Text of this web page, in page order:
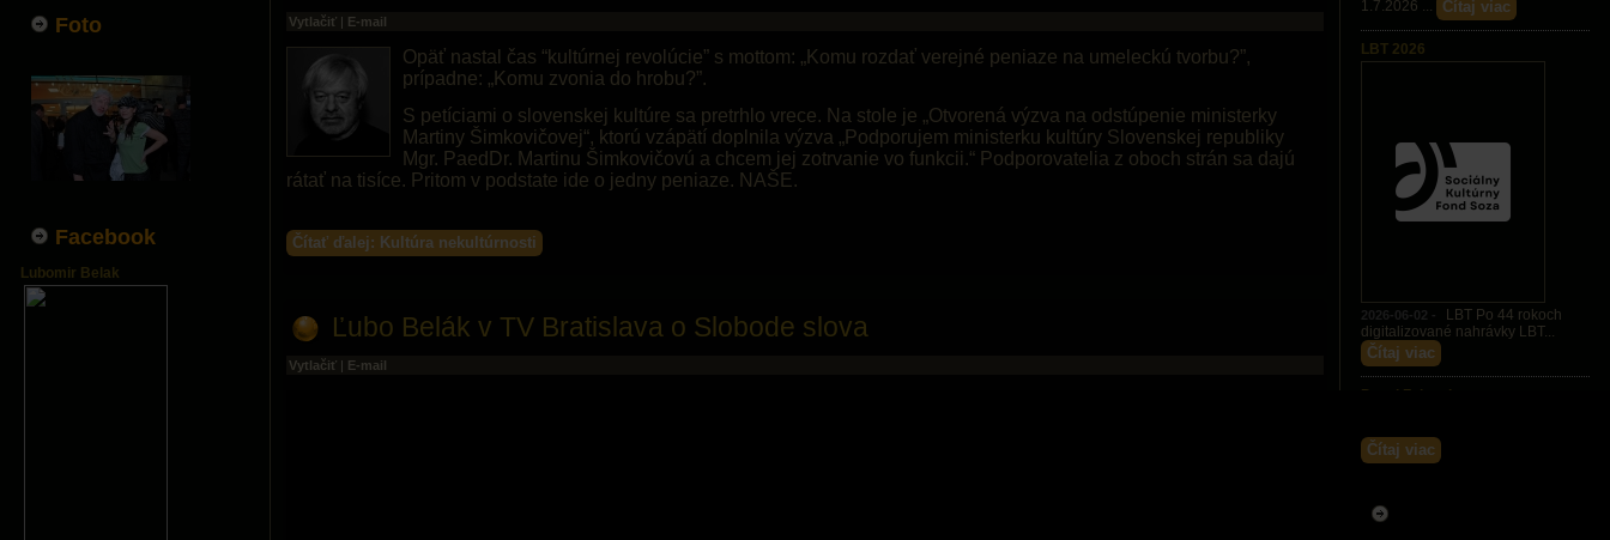
Foto
Facebook
Lubomir Belak
Vytlačiť | E-mail
Opäť nastal čas “kultúrnej revolúcie” s mottom: „Komu rozdať verejné peniaze na umeleckú tvorbu?”,
prípadne: „Komu zvonia do hrobu?”.
S petíciami o slovenskej kultúre sa pretrhlo vrece. Na stole je „Otvorená výzva na odstúpenie ministerky
Martiny Šimkovičovej“, ktorú vzápätí doplnila výzva „Podporujem ministerku kultúry Slovenskej republiky
Mgr. PaedDr. Martinu Šimkovičovú a chcem jej zotrvanie vo funkcii.“ Podporovatelia z oboch strán sa dajú
rátať na tisíce. Pritom v podstate ide o jedny peniaze. NAŠE.
Čítať ďalej: Kultúra nekultúrnosti
Ľubo Belák v TV Bratislava o Slobode slova
Vytlačiť | E-mail
1.7.2026 ...
Čítaj viac
LBT 2026
2026-06-02 -
LBT Po 44 rokoch
digitalizované nahrávky LBT...
Čítaj viac
Pavel Zajacek
Čítaj viac